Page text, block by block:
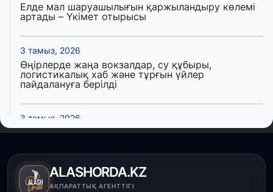
Елде мал шаруашылығын қаржыландыру көлемі
артады – Үкімет отырысы
3 тамыз, 2026
Өңірлерде жаңа вокзалдар, су құбыры,
логистикалық хаб және тұрғын үйлер
пайдалануға берілді
3 тамыз, 2026
Қызылордада 300 орындық аурухана,
салынып жатыр
1 тамыз, 2026
ALASHORDA.KZ
АҚПАРАТТЫҚ АГЕНТТІГІ